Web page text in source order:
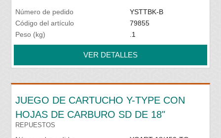
Número de pedido
YSTTBK-B
Código del artículo
79855
Peso (kg)
.1
VER DETALLES
JUEGO DE CARTUCHO Y-TYPE CON
HOJAS DE CARBURO SD DE 18"
REPUESTOS